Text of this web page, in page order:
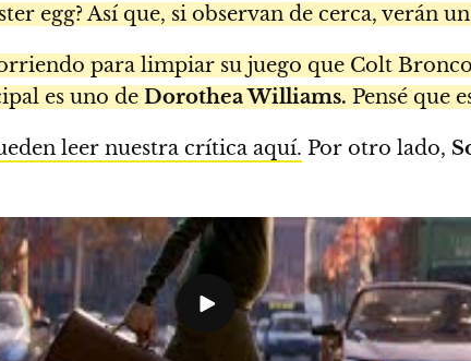
egg? Así que, si observan de cerca, verán
para limpiar su juego que Colt
es uno de Dorothea Williams. Pensé que
leer nuestra crítica aquí. Por otro lado,